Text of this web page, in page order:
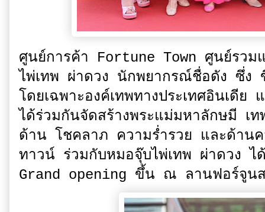
ศูนย์การค้า Fortune Town ศูนย์รว
ไพ่เทพ ผ่าดวง นักพยากรณ์ชื่อดัง ซึ่ง
โดยเฉพาะองค์เทพทางประเทศอินเ
ได้ร่วมกันจัดสร้างพระแม่มหาลักษมี เ
ด้าน โชคลาภ ความร่ำรวย และด้าน
ทาวน์ ร่วมกับหมอจุ๊บไพ่เทพ ผ่าดวง ไ
Grand opening ขึ้น ณ ลานฟอร์จูน